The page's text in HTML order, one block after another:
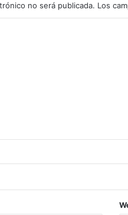
no será publicada. Los